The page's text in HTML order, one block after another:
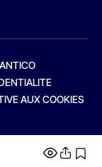
AUX COOKIES